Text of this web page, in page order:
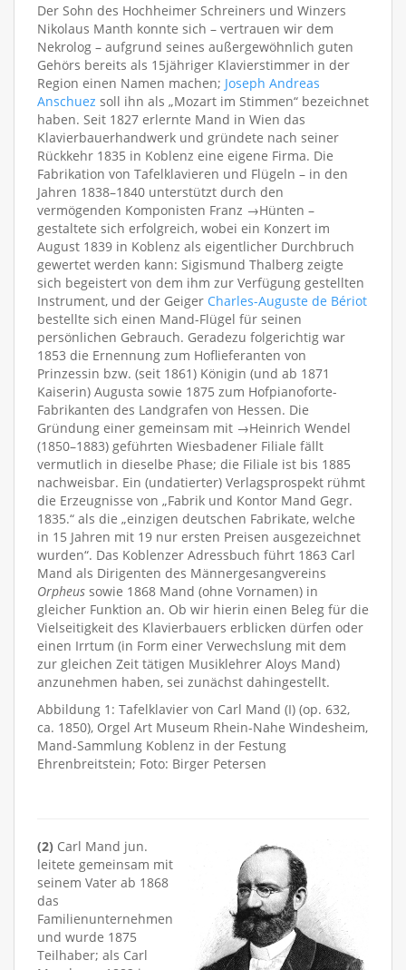
Der Sohn des Hochheimer Schreiners und Winzers
Nikolaus Manth konnte sich – vertrauen wir dem
Nekrolog – aufgrund seines außergewöhnlich guten
Gehörs bereits als 15jähriger Klavierstimmer in der
Region einen Namen machen; Joseph Andreas
Anschuez soll ihn als „Mozart im Stimmen“ bezeichnet
haben. Seit 1827 erlernte Mand in Wien das
Klavierbauerhandwerk und gründete nach seiner
Rückkehr 1835 in Koblenz eine eigene Firma. Die
Fabrikation von Tafelklavieren und Flügeln – in den
Jahren 1838–1840 unterstützt durch den
vermögenden Komponisten Franz →Hünten –
gestaltete sich erfolgreich, wobei ein Konzert im
August 1839 in Koblenz als eigentlicher Durchbruch
gewertet werden kann: Sigismund Thalberg zeigte
sich begeistert von dem ihm zur Verfügung gestellten
Instrument, und der Geiger Charles-Auguste de Bériot
bestellte sich einen Mand-Flügel für seinen
persönlichen Gebrauch. Geradezu folgerichtig war
1853 die Ernennung zum Hoflieferanten von
Prinzessin bzw. (seit 1861) Königin (und ab 1871
Kaiserin) Augusta sowie 1875 zum Hofpianoforte-
Fabrikanten des Landgrafen von Hessen. Die
Gründung einer gemeinsam mit →Heinrich Wendel
(1850–1883) geführten Wiesbadener Filiale fällt
vermutlich in dieselbe Phase; die Filiale ist bis 1885
nachweisbar. Ein (undatierter) Verlagsprospekt rühmt
die Erzeugnisse von „Fabrik und Kontor Mand Gegr.
1835.“ als die „einzigen deutschen Fabrikate, welche
in 15 Jahren mit 19 nur ersten Preisen ausgezeichnet
wurden“. Das Koblenzer Adressbuch führt 1863 Carl
Mand als Dirigenten des Männergesangvereins
Orpheus sowie 1868 Mand (ohne Vornamen) in
gleicher Funktion an. Ob wir hierin einen Beleg für die
Vielseitigkeit des Klavierbauers erblicken dürfen oder
einen Irrtum (in Form einer Verwechslung mit dem
zur gleichen Zeit tätigen Musiklehrer Aloys Mand)
anzunehmen haben, sei zunächst dahingestellt.
Abbildung 1: Tafelklavier von Carl Mand (I) (op. 632,
ca. 1850), Orgel Art Museum Rhein-Nahe Windesheim,
Mand-Sammlung Koblenz in der Festung
Ehrenbreitstein; Foto: Birger Petersen
(2) Carl Mand jun.
leitete gemeinsam mit
seinem Vater ab 1868
das
Familienunternehmen
und wurde 1875
Teilhaber; als Carl